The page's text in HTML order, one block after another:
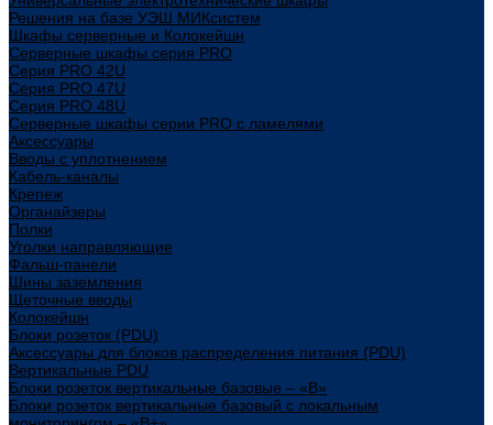
Решения на базе УЭШ МИКсистем
Шкафы серверные и Колокейшн
Серверные шкафы серия PRO
Серия PRO 42U
Серия PRO 47U
Серия PRO 48U
Серверные шкафы серии PRO с ламелями
Аксессуары
Вводы с уплотнением
Кабель-каналы
Крепеж
Органайзеры
Полки
Уголки направляющие
Фальш-панели
Шины заземления
Щеточные вводы
Колокейшн
Блоки розеток (PDU)
Аксессуары для блоков распределения питания (PDU)
Вертикальные PDU
Блоки розеток вертикальные базовые – «В»
Блоки розеток вертикальные базовый с локальным